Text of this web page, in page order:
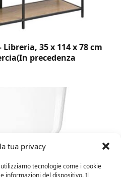
tua privacy
tecnologie come i cookie
informazioni del dispositivo. Il
35 x 114 x 78 cm
precedenza